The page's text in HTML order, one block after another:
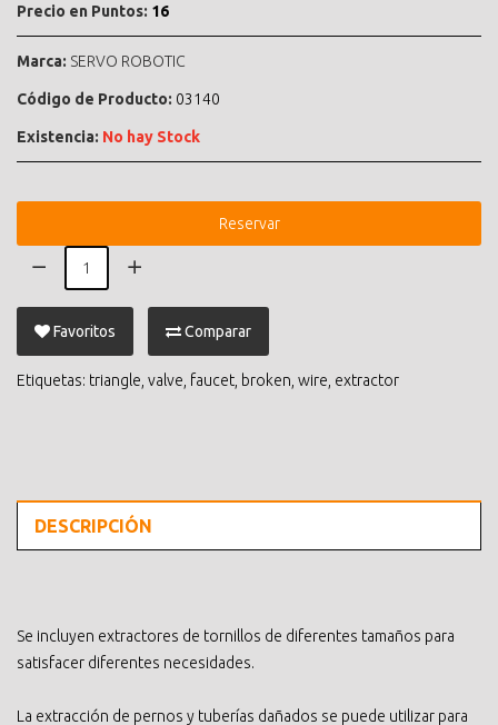
Precio en Puntos: 16
Marca: SERVO ROBOTIC
Código de Producto: 03140
Existencia: No hay Stock
Reservar
Favoritos Comparar
Etiquetas: triangle valve faucet broken wire extractor
DESCRIPCIÓN
Se incluyen extractores de tornillos de diferentes tamaños para
satisfacer diferentes necesidades.
La extracción de pernos y tuberías dañados se puede utilizar para